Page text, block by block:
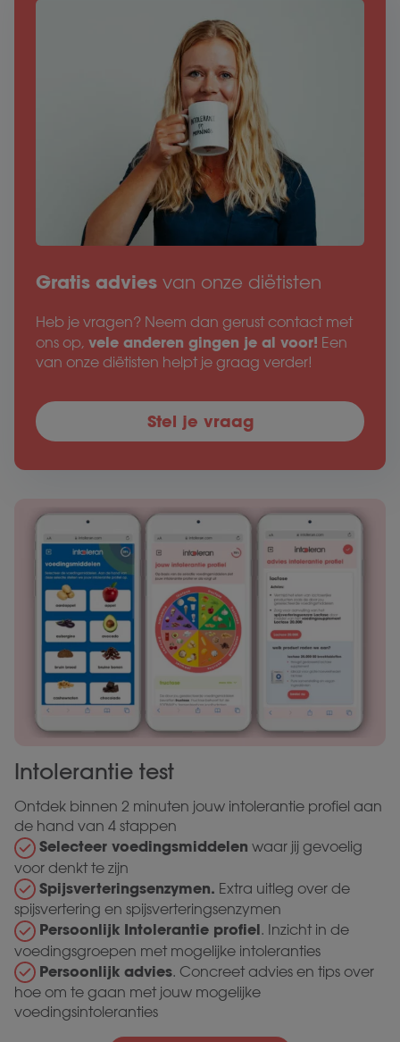
Gratis advies van onze diëtisten
Heb je vragen? Neem dan gerust contact met
ons op, vele anderen gingen je al voor! Een
van onze diëtisten helpt je graag verder!
Stel je vraag
Intolerantie test
Ontdek binnen 2 minuten jouw intolerantie profiel aan
de hand van 4 stappen
Selecteer voedingsmiddelen waar jij gevoelig
voor denkt te zijn
Spijsverteringsenzymen. Extra uitleg over de
spijsvertering en spijsverteringsenzymen
Persoonlijk Intolerantie profiel. Inzicht in de
voedingsgroepen met mogelijke intoleranties
Persoonlijk advies. Concreet advies en tips over
hoe om te gaan met jouw mogelijke
voedingsintoleranties